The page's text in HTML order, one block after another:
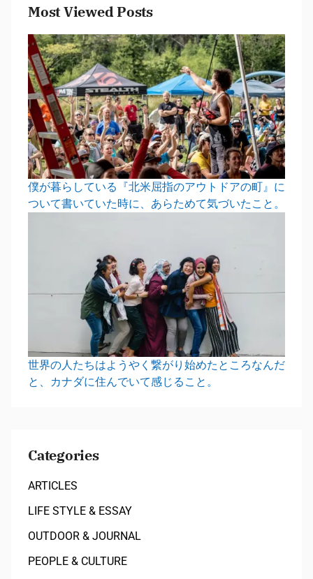
Most Viewed Posts
僕が暮らしている『北米屈指のアウトドアの町』に
ついて書いていた時に、あらためて気づいたこと。
世界の人たちはようやく繋がり始めたところなんだ
と、カナダに住んでいて感じること。
Categories
ARTICLES
LIFE STYLE & ESSAY
OUTDOOR & JOURNAL
PEOPLE & CULTURE